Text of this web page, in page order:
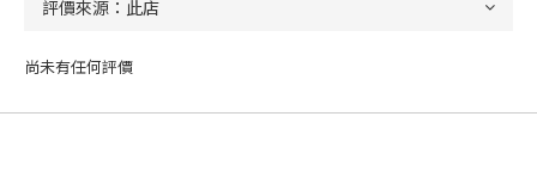
尚未有任何評價